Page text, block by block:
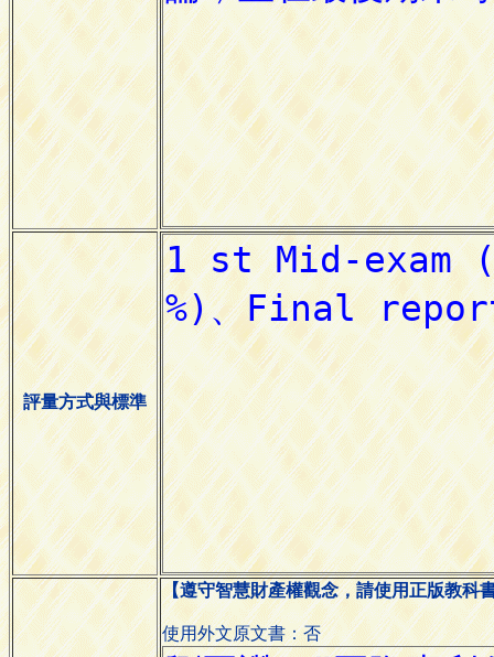
評量方式與標準
【遵守智慧財產權觀念，請使用正版教科
使用外文原文書：否